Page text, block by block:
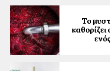
Το